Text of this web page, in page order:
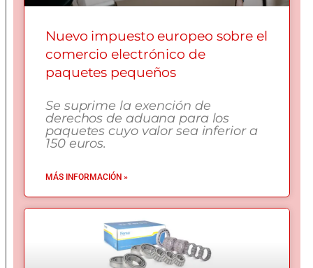
Nuevo impuesto europeo sobre el
comercio electrónico de
paquetes pequeños
Se suprime la exención de
derechos de aduana para los
paquetes cuyo valor sea inferior a
150 euros.
MÁS INFORMACIÓN »